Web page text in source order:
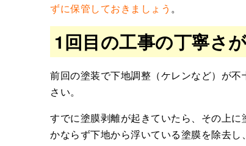
ずに保管しておきましょう 。
1回目の工事の丁寧さ
前回の塗装で下地調整（ケレンなど）が不
さい。
すでに塗膜剥離が起きていたら、その上に
かならず下地から浮いている塗膜を除去